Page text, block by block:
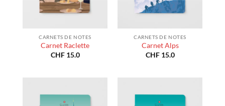
CARNETS DE NOTES
Carnet Raclette
CHF15.0
CARNETS DE NOTES
Carnet Alps
CHF15.0